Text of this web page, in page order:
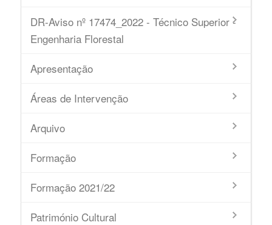
DR-Aviso nº 17474_2022 - Técnico Superior -
Engenharia Florestal
Apresentação
Áreas de Intervenção
Arquivo
Formação
Formação 2021/22
Património Cultural